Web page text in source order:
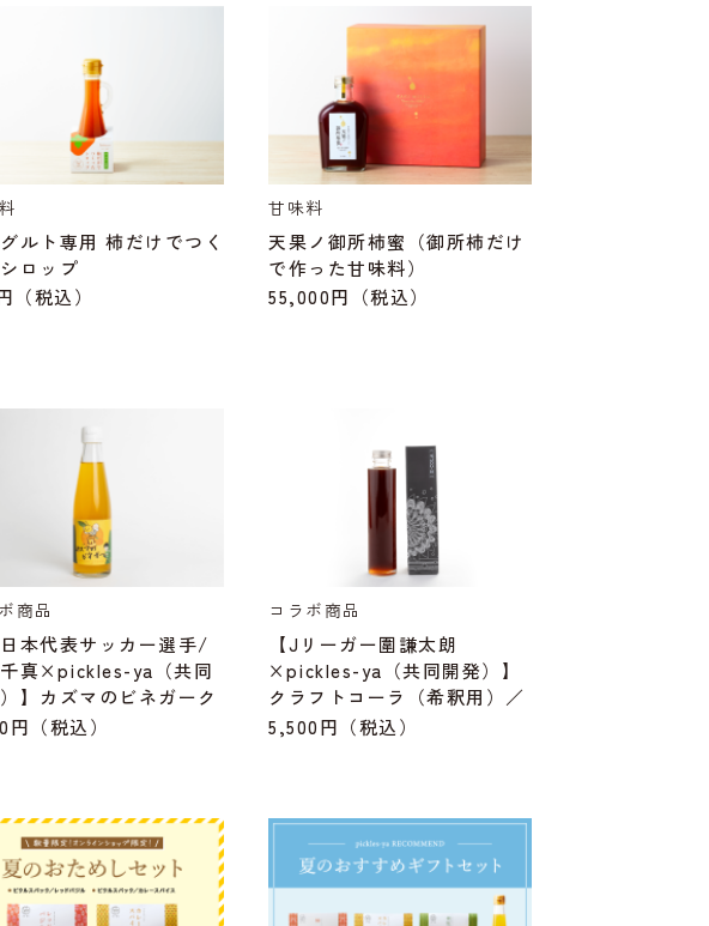
ルト専用 柿だけでつく
ロップ
（税込）
甘味料
天果ノ御所柿蜜（御所柿だけ
で作った甘味料）
55,000円
（税込）
商品
日本代表サッカー選手/
真×pickles-ya（共同
】カズマのビネガーク
ハニーみかん
円 （税込）
コラボ商品
【Jリーガー圍謙太朗
×pickles-ya（共同開発）】
クラフトコーラ（希釈用）／
（E-COLA）
5,500円 （税込）